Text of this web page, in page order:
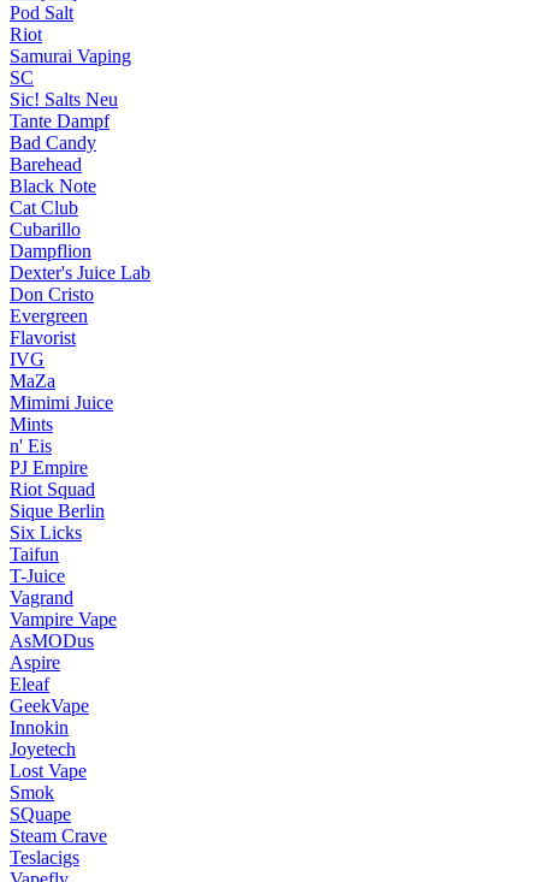
Pod Salt
Riot
Samurai Vaping
SC
Sic! Salts Neu
Tante Dampf
Bad Candy
Barehead
Black Note
Cat Club
Cubarillo
Dampflion
Dexter's Juice Lab
Don Cristo
Evergreen
Flavorist
IVG
MaZa
Mimimi Juice
Mints
n' Eis
PJ Empire
Riot Squad
Sique Berlin
Six Licks
Taifun
T-Juice
Vagrand
Vampire Vape
AsMODus
Aspire
Eleaf
GeekVape
Innokin
Joyetech
Lost Vape
Smok
SQuape
Steam Crave
Teslacigs